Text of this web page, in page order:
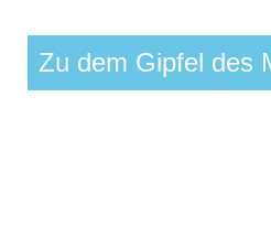
Zu dem Gipfel des